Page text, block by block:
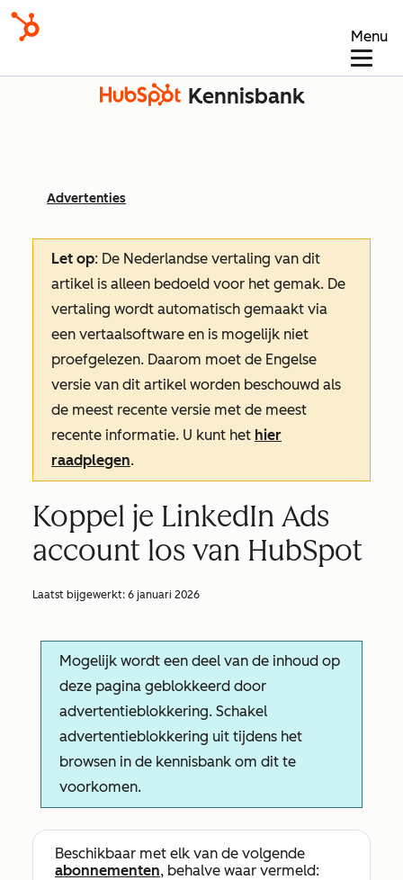
Menu
Kennisbank
Advertenties
Let op: De Nederlandse vertaling van dit
artikel is alleen bedoeld voor het gemak. De
vertaling wordt automatisch gemaakt via
een vertaalsoftware en is mogelijk niet
proefgelezen. Daarom moet de Engelse
versie van dit artikel worden beschouwd als
de meest recente versie met de meest
recente informatie. U kunt het hier
raadplegen.
Koppel je LinkedIn Ads
account los van HubSpot
Laatst bijgewerkt: 6 januari 2026
Mogelijk wordt een deel van de inhoud op
deze pagina geblokkeerd door
advertentieblokkering. Schakel
advertentieblokkering uit tijdens het
browsen in de kennisbank om dit te
voorkomen.
Beschikbaar met elk van de volgende
abonnementen, behalve waar vermeld: